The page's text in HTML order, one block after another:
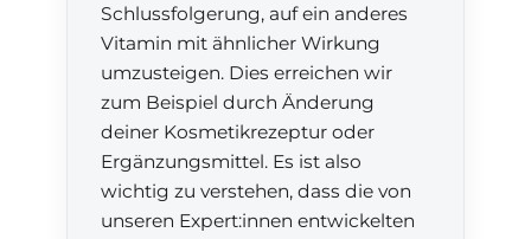
Schlussfolgerung, auf ein anderes
Vitamin mit ähnlicher Wirkung
umzusteigen. Dies erreichen wir
zum Beispiel durch Änderung
deiner Kosmetikrezeptur oder
Ergänzungsmittel. Es ist also
wichtig zu verstehen, dass die von
unseren Expert:innen entwickelten